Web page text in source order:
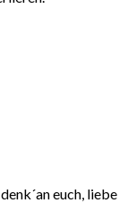
euch, liebe